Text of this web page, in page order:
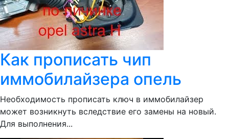
Как прописать чип
иммобилайзера опель
Необходимость прописать ключ в иммобилайзер
может возникнуть вследствие его замены на новый.
Для выполнения...